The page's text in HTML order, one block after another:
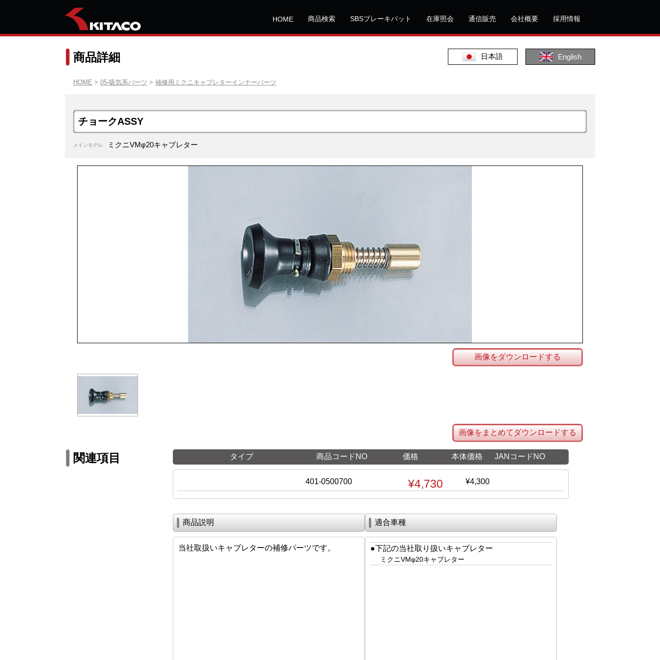
HOME 商品検索 SBSブレーキパット 在庫照会 通信販売 会社概要 採用情報
日本語 English
商品詳細
HOME > 05-吸気系パーツ > 補修用ミクニキャブレターインナーパーツ
チョークASSY
メインモデル ミクニVMφ20キャブレター
画像をダウンロードする
画像をまとめてダウンロードする
関連項目 タイプ 商品コードNO 価格 本体価格 JANコードNO
401-0500700 ¥4,730 ¥4,300
商品説明
当社取扱いキャブレターの補修パーツです。
適合車種
●下記の当社取り扱いキャブレター
ミクニVMφ20キャブレター